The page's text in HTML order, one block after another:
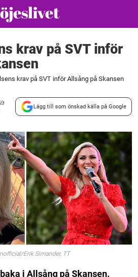
krav på SVT inför
krav på SVT inför Allsång på Skansen
Lägg till som önskad källa på Google
Erik Simander, TT
i Allsång på Skansen.